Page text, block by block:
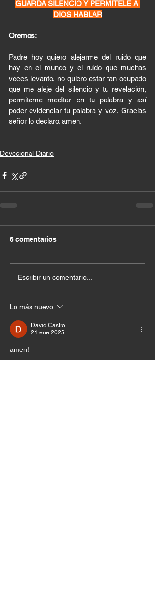
GUARDA SILENCIO Y PERMITELE A
DIOS HABLAR
Oremos:
Padre hoy quiero alejarme del ruido que
hay en el mundo y el ruido que muchas
veces levanto, no quiero estar tan ocupado
que me aleje del silencio y tu revelación,
permiteme meditar en tu palabra y así
poder evidenciar tu palabra y voz, Gracias
señor lo declaro. amen.
Devocional Diario
6 comentarios
Escribir un comentario...
Lo más nuevo
David Castro
21 ene 2025
amen!